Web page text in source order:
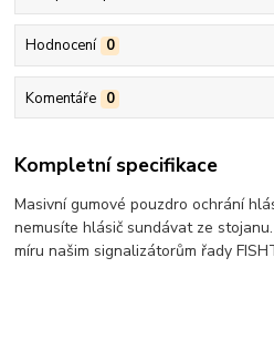
Hodnocení 0
Komentáře 0
Kompletní specifikace
Masivní gumové pouzdro ochrání
nemusíte hlásič sundávat ze
míru našim signalizátorům řady